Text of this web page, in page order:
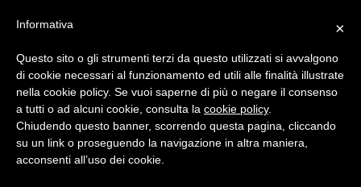
bimbi e viaggi - family travel blog: community #1 in
×
Informativa
Questo sito o gli strumenti terzi da questo utilizzati si avvalgono
di cookie necessari al funzionamento ed utili alle finalità illustrate
nella cookie policy. Se vuoi saperne di più o negare il consenso
a tutti o ad alcuni cookie, consulta la cookie policy.
Chiudendo questo banner, scorrendo questa pagina, cliccando
su un link o proseguendo la navigazione in altra maniera,
acconsenti all’uso dei cookie.